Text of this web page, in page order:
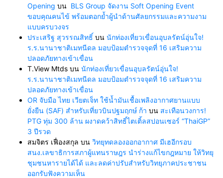
Opening บน BLS Group จัดงาน Soft Opening Event
ขอบคุณคนไข้ พร้อมตอกย้ำผู้นำด้านศัลยกรรมและความงาม
แบบครบวงจร
ประเสริฐ สุวรรณสิทธิ์ บน นักท่องเที่ยวเขื่อนอุบลรัตน์อุ่นใจ!
ร.ร.นานาชาติเมทนีดล มอบป้อมตำรวจจุดที่ 16 เสริมความ
ปลอดภัยทางเข้าเขื่อน
T.View Mtds บน นักท่องเที่ยวเขื่อนอุบลรัตน์อุ่นใจ!
ร.ร.นานาชาติเมทนีดล มอบป้อมตำรวจจุดที่ 16 เสริมความ
ปลอดภัยทางเข้าเขื่อน
OR จับมือ ไทย เวียตเจ็ท ใช้น้ำมันเชื้อเพลิงอากาศยานแบบ
ยั่งยืน (SAF) สำหรับเที่ยวบินปฐมฤกษ์ ก้า บน สะเทือนวงการ!
PTG ทุ่ม 300 ล้าน ผงาดคว้าสิทธิ์ไตเติ้ลสปอนเซอร์ “ThaiGP”
3 ปีรวด
สมจิตร เฟื่องสกุล บน วิทยุทดลองออกอากาศ มีเฮอีกรอบ
สนง.เลขาธิการสภาผู้แทนราษฎร นำร่างแก้ไขกฎหมาย ให้วิทยุ
ชุมชนหารายได้ได้ และลดค่าปรับสำหรับวิทยุภาคประชาชน
ออกรับฟังความเห็น